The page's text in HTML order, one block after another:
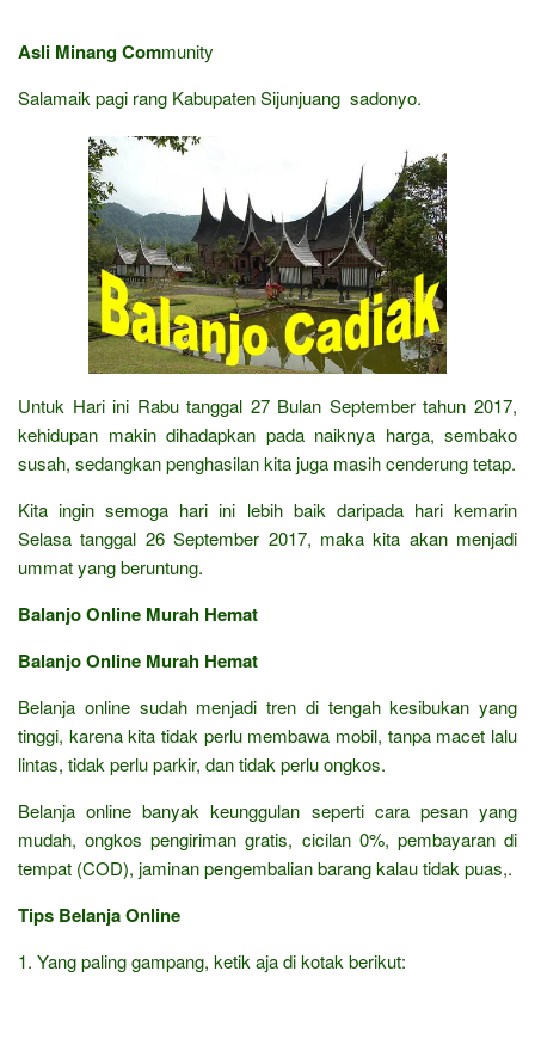
Asli Minang Community
Salamaik pagi rang Kabupaten Sijunjuang sadonyo.
Untuk Hari ini Rabu tanggal 27 Bulan September tahun 2017,
kehidupan makin dihadapkan pada naiknya harga, sembako
susah, sedangkan penghasilan kita juga masih cenderung tetap.
Kita ingin semoga hari ini lebih baik daripada hari kemarin
Selasa tanggal 26 September 2017, maka kita akan menjadi
ummat yang beruntung.
Balanjo Online Murah Hemat
Balanjo Online Murah Hemat
Belanja online sudah menjadi tren di tengah kesibukan yang
tinggi, karena kita tidak perlu membawa mobil, tanpa macet lalu
lintas, tidak perlu parkir, dan tidak perlu ongkos.
Belanja online banyak keunggulan seperti cara pesan yang
mudah, ongkos pengiriman gratis, cicilan 0%, pembayaran di
tempat (COD), jaminan pengembalian barang kalau tidak puas,.
Tips Belanja Online
1. Yang paling gampang, ketik aja di kotak berikut: